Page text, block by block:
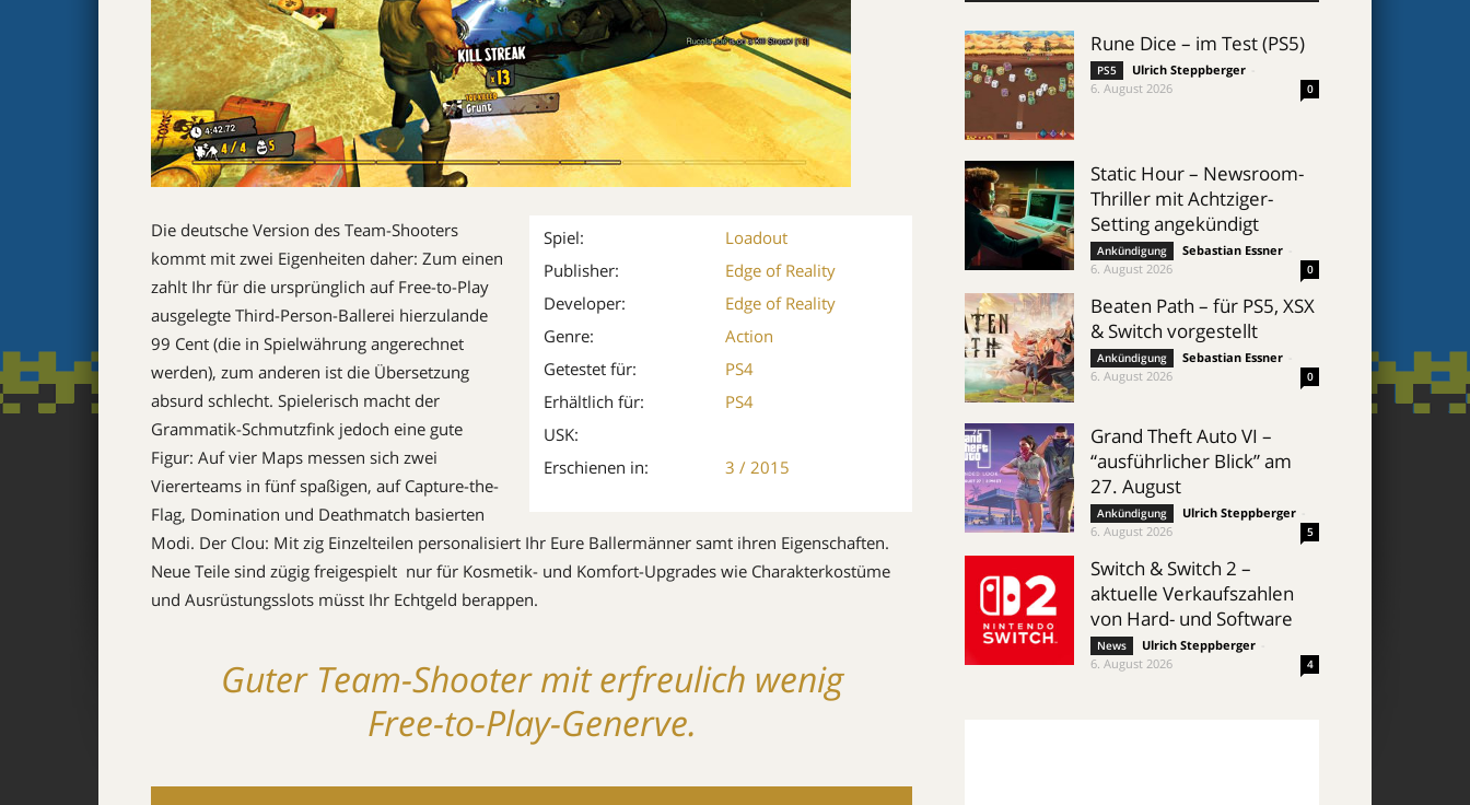
Spiel:
Loadout
Publisher:
Edge of Reality
Developer:
Edge of Reality
Genre:
Action
Getestet für:
PS4
Erhältlich für:
PS4
USK:
Erschienen in:
3 / 2015
Die deutsche Version des Team-Shooters
kommt mit zwei Eigenheiten daher: Zum einen
zahlt Ihr für die ursprünglich auf Free-to-Play
ausgelegte Third-Person-Ballerei hierzulande
99 Cent (die in Spielwährung angerechnet
werden), zum anderen ist die Übersetzung
absurd schlecht. Spielerisch macht der
Grammatik-Schmutzfink jedoch eine gute
Figur: Auf vier Maps messen sich zwei
Viererteams in fünf spaßigen, auf Capture-the-
Flag, Domination und Deathmatch basierten
Modi. Der Clou: Mit zig Einzelteilen personalisiert Ihr Eure Ballermänner samt ihren Eigenschaften.
Neue Teile sind zügig freigespielt  nur für Kosmetik- und Komfort-Upgrades wie Charakterkostüme
und Ausrüstungsslots müsst Ihr Echtgeld berappen.
Guter Team-Shooter mit erfreulich wenig
Free-to-Play-Generve.
Rune Dice – im Test (PS5)
PS5 Ulrich Steppberger
6. August 2026
0
Static Hour – Newsroom-
Thriller mit Achtziger-
Setting angekündigt
Ankündigung Sebastian Essner
6. August 2026
0
Beaten Path – für PS5, XSX
& Switch vorgestellt
Ankündigung Sebastian Essner
6. August 2026
0
Grand Theft Auto VI –
“ausführlicher Blick” am
27. August
Ankündigung Ulrich Steppberger
6. August 2026
5
Switch & Switch 2 –
aktuelle Verkaufszahlen
von Hard- und Software
News Ulrich Steppberger
6. August 2026
4